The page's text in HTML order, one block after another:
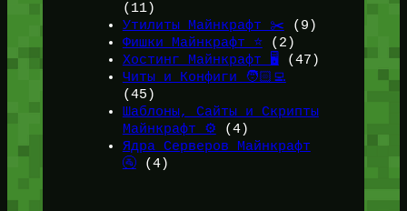
(11)
Утилиты Майнкрафт ✂️ (9)
Фишки Майнкрафт ⭐(2)
Хостинг Майнкрафт 🖥️ (47)
Читы и Конфиги 🧑🏻‍💻
(45)
Шаблоны, Сайты и Скрипты
Майнкрафт ⚙️ (4)
Ядра Серверов Майнкрафт
🚰(4)